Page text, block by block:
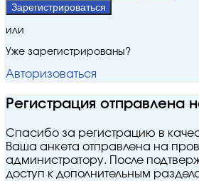
Зарегистрироваться
или
Уже зарегистрированы?
Авторизоваться
Регистрация отправлена
Спасибо за регистрацию в
Ваша анкета отправлена на
администратору. После
доступ к дополнительным